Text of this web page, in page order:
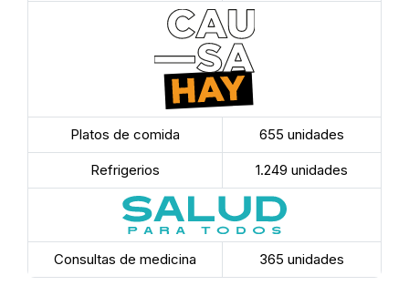
Platos de comida 655 unidades
Refrigerios 1.249 unidades
Consultas de medicina 365 unidades